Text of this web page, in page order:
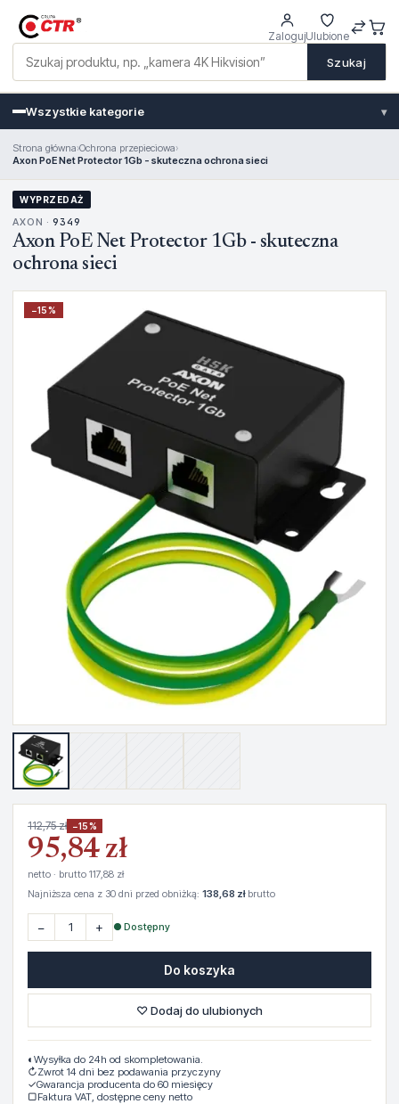
Szukaj
ZalogujUlubione
Wszystkie kategorie ▾
Strona główna›Ochrona przepieciowa›
Axon PoE Net Protector 1Gb - skuteczna ochrona sieci
WYPRZEDAŻ
AXON · 9349
Axon PoE Net Protector 1Gb - skuteczna
ochrona sieci
−15%
112,75 zł −15%
95,84 zł
netto · brutto 117,88 zł
Najniższa cena z 30 dni przed obniżką: 138,68 złbrutto
− + ● Dostępny
Do koszyka
♡ Dodaj do ulubionych
◐ Wysyłka do 24h od skompletowania.
↻Zwrot 14 dni bez podawania przyczyny
✓Gwarancja producenta do 60 miesięcy
▢Faktura VAT, dostępne ceny netto